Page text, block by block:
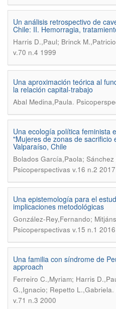
Un análisis retrospectivo de
Chile: II. Hemorragia,
Harris D.,Paul; Brinck M.,Patricio
v.70 n.4 1999
Una aproximación teórica al
la relación capital-trabajo
Abal Medina,Paula.
Una ecología política feminista
"Mujeres de zonas de sacrificio
Valparaíso, Chile
Bolados García,Paola;
Psicoperspectivas v.16 n.2 2017
Una epistemología para el
implicaciones metodológicas
González-Rey,Fernando;
Psicoperspectivas v.15 n.1 2016
Una familia con síndrome de
approach
Ferreiro C.,Myriam; Harris
G.,Ignacio; Repetto L.,Gabriela.
v.71 n.3 2000